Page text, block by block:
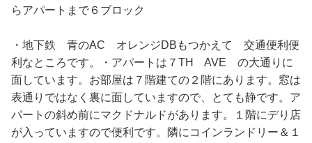
らアパートまで６ブロック
・地下鉄 青のAC オレンジDBもつかえて 交通便利便
利なところです。・アパートは７TH AVE の大通りに
面しています。お部屋は７階建ての２階にあります。窓は
表通りではなく裏に面していますので、とても静です。ア
パートの斜め前にマクドナルドがあります。１階にデり店
が入っていますので便利です。隣にコインランドリー＆１